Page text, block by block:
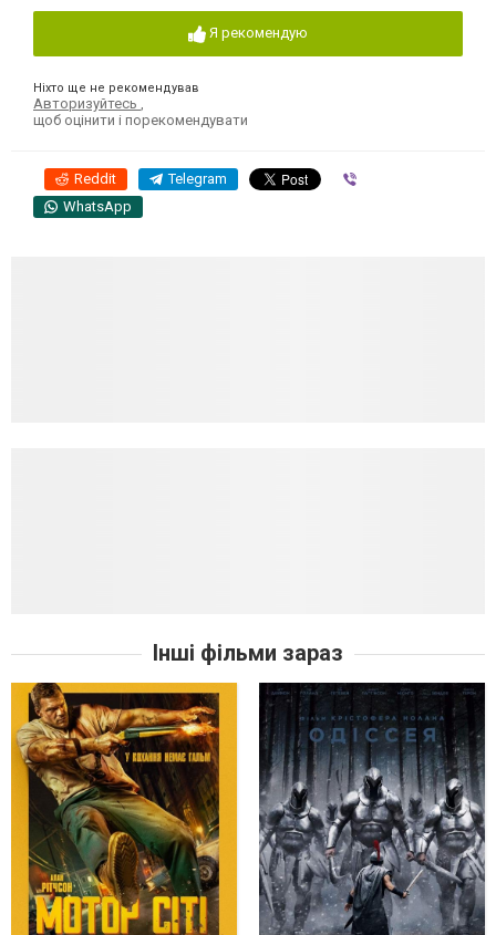
Я рекомендую
Ніхто ще не рекомендував
Авторизуйтесь
щоб оцінити і порекомендувати
Reddit Telegram
WhatsApp
Інші фільми зараз